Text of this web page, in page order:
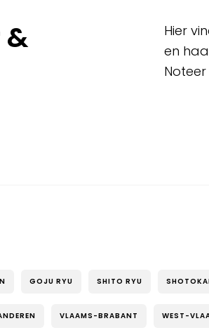
Hier
en
GOJU RYU SHITO RYU
VLAAMS-BRABANT WEST-